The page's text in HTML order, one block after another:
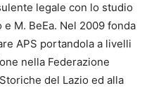
legale con lo studio
M. BeEa. Nel 2009 fonda
APS portandola a livelli
nella Federazione
del Lazio ed alla